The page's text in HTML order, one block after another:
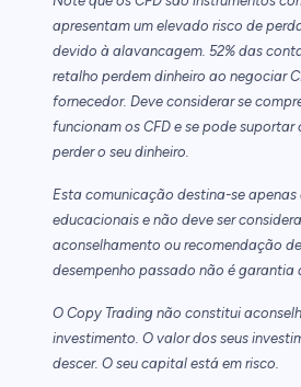
apresentam um elevado risco de
devido à alavancagem. 52% das
retalho perdem dinheiro ao negociar
fornecedor. Deve considerar se
funcionam os CFD e se pode suportar
perder o seu dinheiro.
Esta comunicação destina-se
educacionais e não deve ser
aconselhamento ou recomendação
desempenho passado não é garantia
O Copy Trading não constitui
investimento. O valor dos seus
descer. O seu capital está em risco.